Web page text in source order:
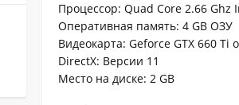
Процессор: Quad Core 2.66 Ghz
Оперативная память: 4 GB ОЗУ
Видеокарта: Geforce GTX 660
DirectX: Версии 11
Место на диске: 2 GB